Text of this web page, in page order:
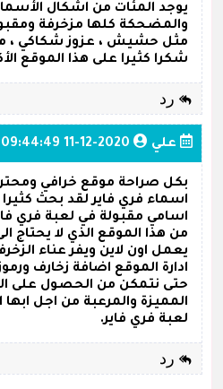
يوجد المئات من اشكال
والمضحكة كلها مزخرفة
مثل حشيش ، عزوز شكاكي ،
شكرا كثيرا على هذا الموقع
رد
علي 2020-12-11 09:44:49
بكل صراحة موقع خرافي
اسماء فري فاير لقد بحث
اسامي مقبولة في لعبة فري
من هذا الموقع الذي لا يحتاج
يعمل اون لاين ويفر عناء
ادارة الموقع اضافة زخارف
حتى نتمكن من الحصول على
المميزة والمرعبة من اجل
لعبة فري فاير.
رد